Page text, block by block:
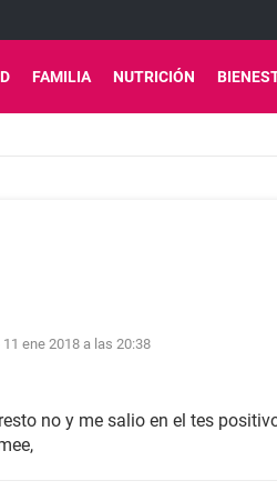
FAMILIA NUTRICIÓN
11 ene 2018 a las 20:38
no y me salio en el tes